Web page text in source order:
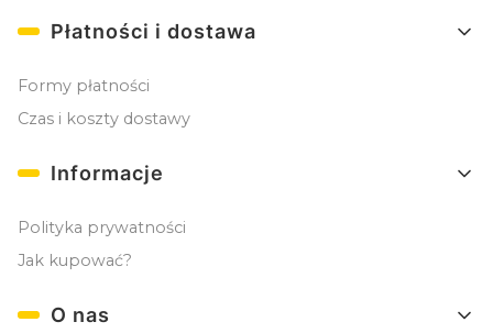
Płatności i dostawa
Formy płatności
Czas i koszty dostawy
Informacje
Polityka prywatności
Jak kupować?
O nas